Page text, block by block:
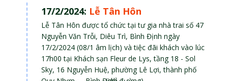
Lễ Tân Hôn được tổ chức tại tư gia nhà trai số 47
Nguyễn Văn Trỗi, Diêu Trì, Bình Định ngày
17/2/2024 (08/1 âm lịch) và tiệc đãi khách vào lúc
17h00 tại Khách sạn Fleur de Lys, tầng 18 - Sol
Sky, 16 Nguyễn Huệ, phường Lê Lợi, thành phố
17/2/2024: Lễ Tân Hôn